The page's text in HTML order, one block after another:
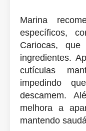
Marina
específicos,
Cariocas,
ingredientes.
cutículas
impedindo
descamem.
melhora a
mantendo